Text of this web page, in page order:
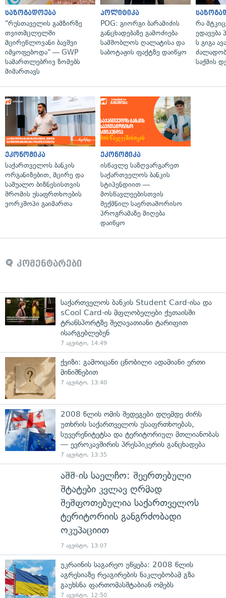
საზოგადოება
"რუსთაველის გამზირზე
თვითმცლელში
მცირეწლოვანი ბავშვი
იმყოფებოდა" — GWP
სამართლებრივ ზომებს
მიმართავს
პოლიტიკა
POG: გიორგი ბარამიძის
განცხადებაზე გამოძიება
სამშობლოს ღალატისა და
საბოტაჟის ფაქტზე დაიწყო
რა
ედავება
ს გიგა
საქმის
ეკონომიკა
საქართველოს ბანკის
ორგანიზებით, მცირე და
საშუალო ბიზნესისთვის
შრომის უსაფრთხოების
ვორკშოპი გაიმართა
ეკონომიკა
ისწავლე საზღვარგარეთ
საქართველოს ბანკის
სტიპენდიით —
მოსწავლეებისთვის
შექმნილ საერთაშორისო
პროგრამაზე მიღება
დაიწყო
კომენტარები
საქართველოს ბანკის Student Card-ისა და
sCool Card-ის მფლობელები ქუთაისში
ტრანსპორტზე შეღავათიანი ტარიფით
ისარგებლებენ
7 აგვისტო, 14:49
ქვიზი: გამოიცანი ცნობილი ადამიანი ერთი
მინიშნებით
7 აგვისტო, 13:40
2008 წლის ომის შედეგები დღემდე ძირს
უთხრის საქართველოს უსაფრთხოებას,
სუვერენიტეტსა და ტერიტორიულ მთლიანობას
— ევროკავშირის პრესპიკერის განცხადება
7 აგვისტო, 13:35
აშშ-ის საელჩო: შეერთებული
შტატები კვლავ ღრმად
შეშფოთებულია საქართველოს
ტერიტორიის განგრძობადი
ოკუპაციით
7 აგვისტო, 13:07
უკრაინის საგარეო უწყება: 2008 წლის
აგრესიაზე რეაგირების ნაკლებობამ გზა
გაუხსნა ფართომასშტაბიან ომებს
7 აგვისტო, 12:50